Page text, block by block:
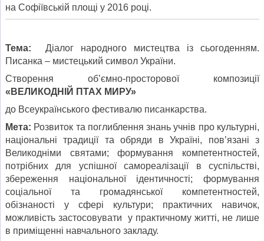
на Софіївській площі у 2016 році.
Тема:
Діалог народного мистецтва із сьогоденням.
Писанка – мистецький символ України.
Створення об’ємно-просторової композиції
«ВЕЛИКОДНІЙ ПТАХ МИРУ»
до Всеукраїнського фестивалю писанкарства.
Мета: Розвиток та поглиблення знань учнів про культурні,
національні традиції та обряди в Україні, пов’язані з
Великодніми святами; формування компетентностей,
потрібних для успішної самореалізації в суспільстві,
збереження національної ідентичності; формування
соціальної та громадянської компетентностей,
обізнаності у сфері культури; практичних навичок,
можливість застосовувати у практичному житті, не лише
в приміщенні навчального закладу.